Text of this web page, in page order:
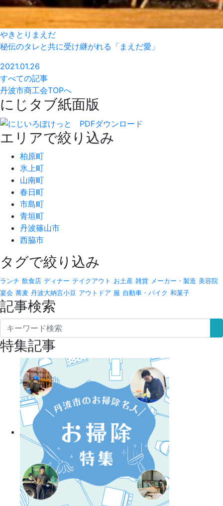
やきとりまえだ
秘伝のタレと共に受け継がれる「まえだ愛」
2021.01.26
すべての記事
丹波市商工会TOPへ
にじタブ紙面版
エリアで絞り込み
柏原町
氷上町
山南町
春日町
市島町
青垣町
丹波篠山市
西脇市
タグで絞り込み
ランチ 飲食店 ディナー テイクアウト お土産 雑貨 メーカー・製造 美容院
宴会 蕎麦 丹波大納言小豆 アウトドア 服 自動車・バイク 和菓子
記事検索
特集記事